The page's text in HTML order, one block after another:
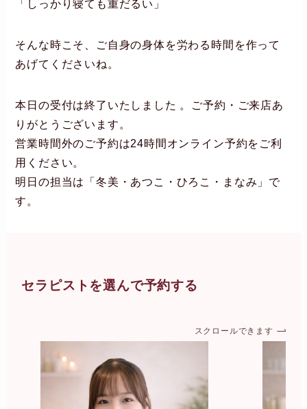
「しっかり寝ても重だるい」
そんな時こそ、ご自身の身体を労わる時間を作って
あげてくださいね。
本日の受付は終了いたしました 。ご予約・ご来店あ
りがとうございます。
営業時間外のご予約は24時間オンライン予約をご利
用ください。
明日の担当は「冬美・あつこ・ひろこ・まなみ」で
す。
セラピストを選んで予約する
スクロールできます